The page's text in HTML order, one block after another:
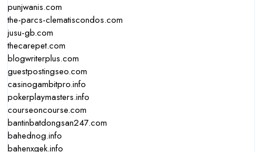
punjwanis.com
the-parcs-clematiscondos.com
jusu-gb.com
thecarepet.com
blogwriterplus.com
guestpostingseo.com
casinogambitpro.info
pokerplaymasters.info
courseoncourse.com
bantinbatdongsan247.com
bahednog.info
bahenxgek.info